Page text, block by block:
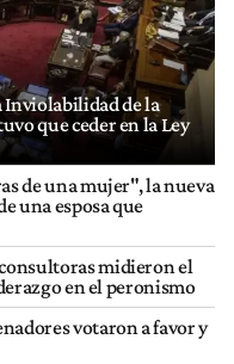
Inviolabilidad de la
que ceder en la Ley
de una mujer", la nueva
una esposa que
midieron el
en el peronismo
votaron a favor y